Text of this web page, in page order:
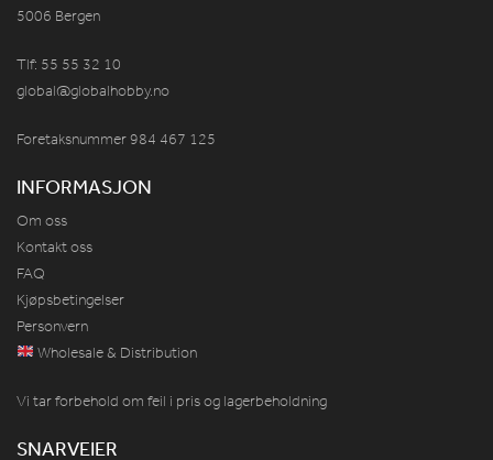
5006 Bergen
Tlf: 55 55 32 10
global@globalhobby.no
Foretaksnummer 984 467 125
INFORMASJON
Om oss
Kontakt oss
FAQ
Kjøpsbetingelser
Personvern
Wholesale & Distribution
Vi tar forbehold om feil i pris og lagerbeholdning
SNARVEIER